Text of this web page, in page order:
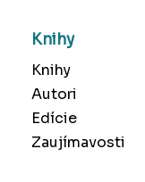
Knihy
Knihy
Autori
Edície
Zaujímavosti